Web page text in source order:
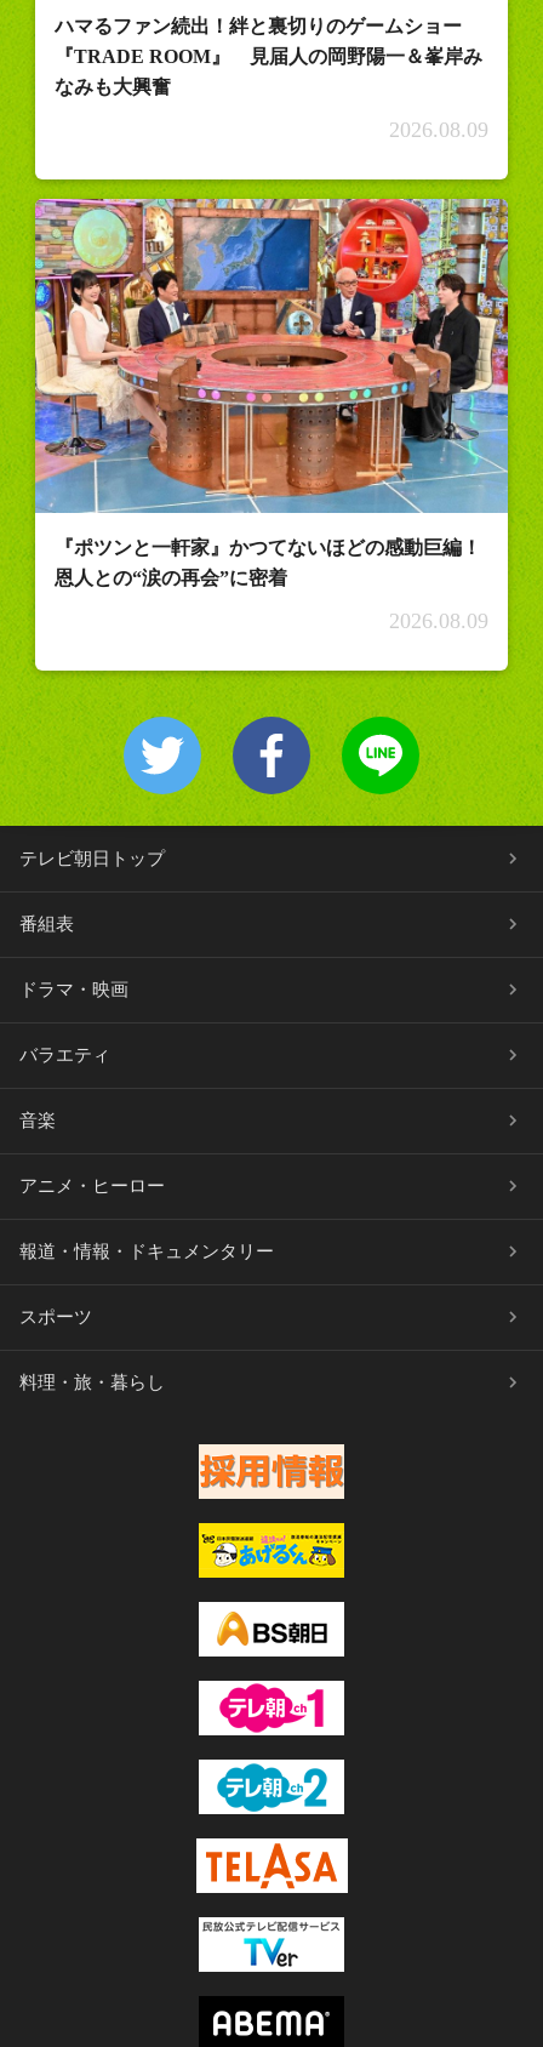
ハマるファン続出！絆と裏切りのゲームショー
『TRADE ROOM』 見届人の岡野陽一＆峯岸み
なみも大興奮
2026.08.09
『ポツンと一軒家』かつてないほどの感動巨編！
恩人との“涙の再会”に密着
2026.08.09
テレビ朝日トップ
番組表
ドラマ・映画
バラエティ
音楽
アニメ・ヒーロー
報道・情報・ドキュメンタリー
スポーツ
料理・旅・暮らし